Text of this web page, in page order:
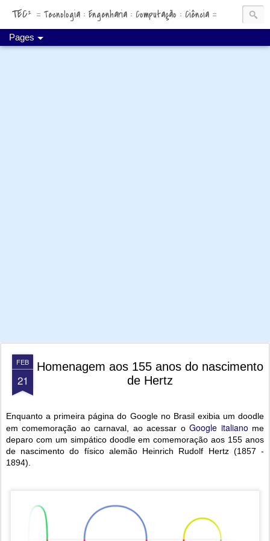
TEC² ::: Tecnologia : Engenharia : Computação : Ciência :::
Pages
FEB
21
Homenagem aos 155 anos do nascimento
de Hertz
Enquanto a primeira página do Google no Brasil exibia um doodle
em comemoração ao carnaval, ao acessar oGoogle italiano me
deparo com um simpático doodle em comemoração aos 155 anos
de nascimento do físico alemão Heinrich Rudolf Hertz (1857 -
1894).